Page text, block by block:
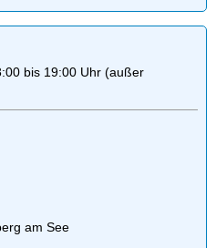
bis 19:00 Uhr (außer
am See